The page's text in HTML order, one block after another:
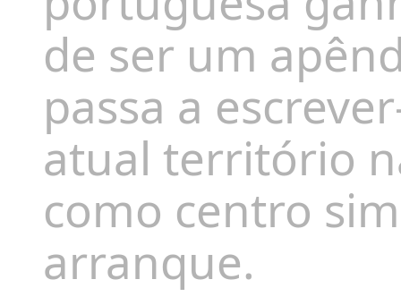
de ser um
passa a
atual território
como centro
arranque.